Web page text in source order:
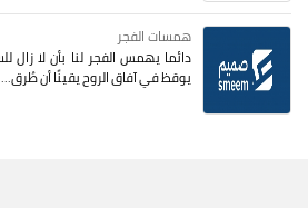
همسات الفجر
دائما يهمس الفجر لنا بأن لا
يوقظ في آفاق الروح يقينًا أن طُرق...